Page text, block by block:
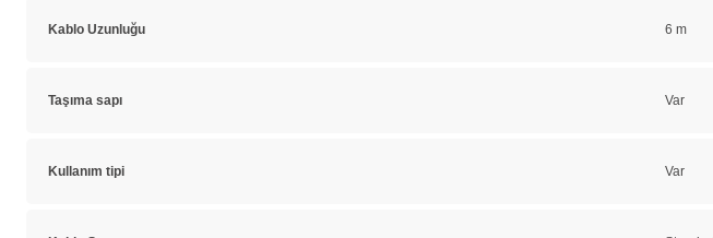
Kablo Uzunluğu 6 m
Taşıma sapı Var
Kullanım tipi Var